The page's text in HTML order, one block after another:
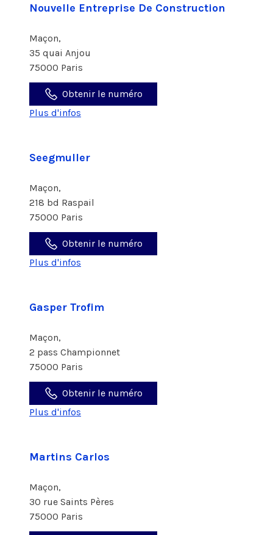
Nouvelle Entreprise De Construction
Maçon,
35 quai Anjou
75000 Paris
Obtenir le numéro
Plus d'infos
Seegmuller
Maçon,
218 bd Raspail
75000 Paris
Obtenir le numéro
Plus d'infos
Gasper Trofim
Maçon,
2 pass Championnet
75000 Paris
Obtenir le numéro
Plus d'infos
Martins Carlos
Maçon,
30 rue Saints Pères
75000 Paris